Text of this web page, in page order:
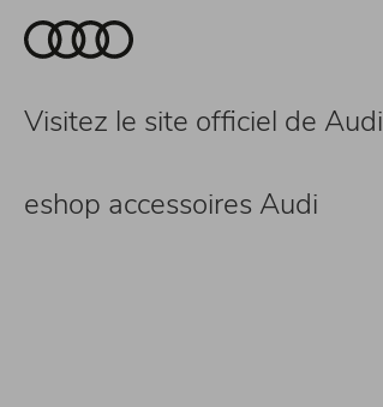
Visitez le site officiel de Audi
eshop accessoires Audi